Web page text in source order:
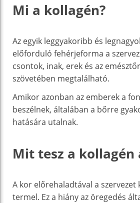
Mi a kollagén?
Az egyik leggyakoribb és
előforduló fehérjeforma a
csontok, inak, erek és az
szövetében megtalálható.
Amikor azonban az emberek a
beszélnek, általában a bőrre
hatására utalnak.
Mit tesz a kollagén
A kor előrehaladtával a szervezet
termel. Ez a hiány az öregedés